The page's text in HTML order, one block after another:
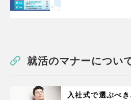
就活のマナーについ
入社式で選ぶべ